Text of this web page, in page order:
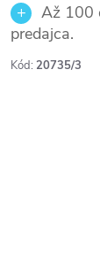
Až 100
predajca.
Kód: 20735/3